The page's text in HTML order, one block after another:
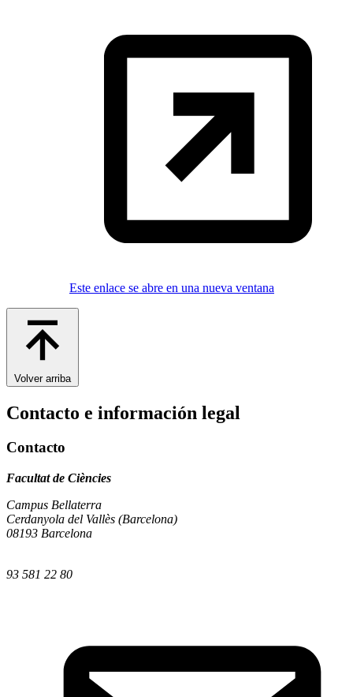
Este enlace se abre en una nueva ventana
Volver arriba
Contacto e información legal
Contacto
Facultat de Ciències
Campus Bellaterra
Cerdanyola del Vallès (Barcelona)
08193 Barcelona
93 581 22 80